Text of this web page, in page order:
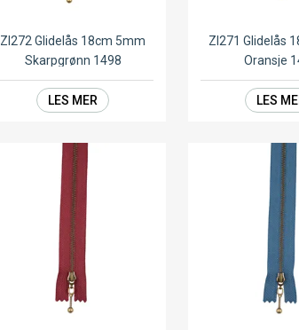
ZI272 Glidelås 18cm 5mm
Skarpgrønn 1498
LES MER
ZI271 Glidelås
Oransje
LES